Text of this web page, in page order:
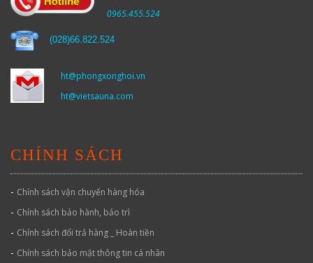
0965.455.524
(028)66.822.524
ht@phongxonghoi.vn
ht@vietsauna.com
CHÍNH SÁCH
- Chính sách vận chuyển hàng hóa
- Chính sách bảo hành, bảo trì
- Chính sách đổi trả hàng _ Hoàn tiền
- Chính sách bảo mật thông tin cá nhân